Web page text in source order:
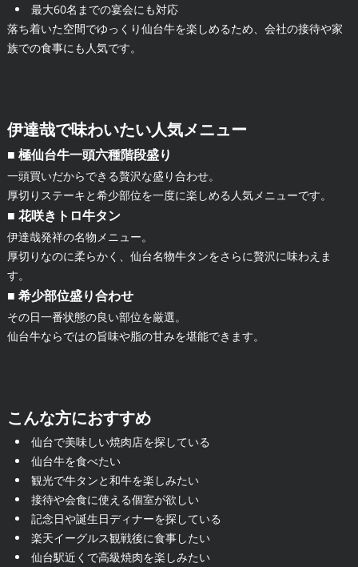
最大60名までの宴会にも対応
落ち着いた空間でゆっくり仙台牛を楽しめるため、会社の接待や家
族での食事にも人気です。
伊達哉で味わいたい人気メニュー
■ 極仙台牛一頭六種階段盛り
一頭買いだからできる贅沢な盛り合わせ。
厚切りステーキと希少部位を一度に楽しめる人気メニューです。
■ 花咲きトロ牛タン
伊達哉発祥の名物メニュー。
厚切りなのに柔らかく、仙台名物牛タンをさらに贅沢に味わえま
す。
■ 希少部位盛り合わせ
その日一番状態の良い部位を厳選。
仙台牛ならではの旨味や脂の甘みを堪能できます。
こんな方におすすめ
仙台で美味しい焼肉店を探している
仙台牛を食べたい
観光で牛タンと和牛を楽しみたい
接待や会食に使える個室が欲しい
記念日や誕生日ディナーを探している
楽天イーグルス観戦後に食事したい
仙台駅近くで高級焼肉を楽しみたい